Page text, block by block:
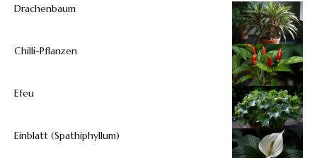
Drachenbaum
Chilli-Pflanzen
Efeu
Einblatt (Spathiphyllum)